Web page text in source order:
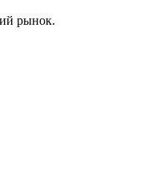
рынок.